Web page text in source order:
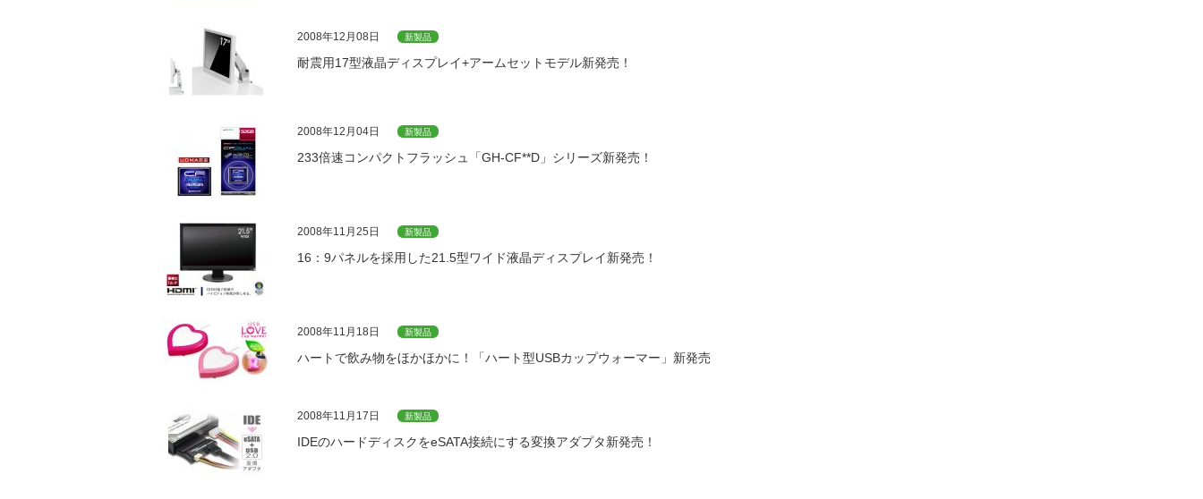
2008年12月08日 新製品
耐震用17型液晶ディスプレイ+アームセットモデル新発売！
2008年12月04日 新製品
233倍速コンパクトフラッシュ「GH-CF**D」シリーズ新発売！
2008年11月25日 新製品
16：9パネルを採用した21.5型ワイド液晶ディスプレイ新発売！
2008年11月18日 新製品
ハートで飲み物をほかほかに！「ハート型USBカップウォーマー」新発売
2008年11月17日 新製品
IDEのハードディスクをeSATA接続にする変換アダプタ新発売！